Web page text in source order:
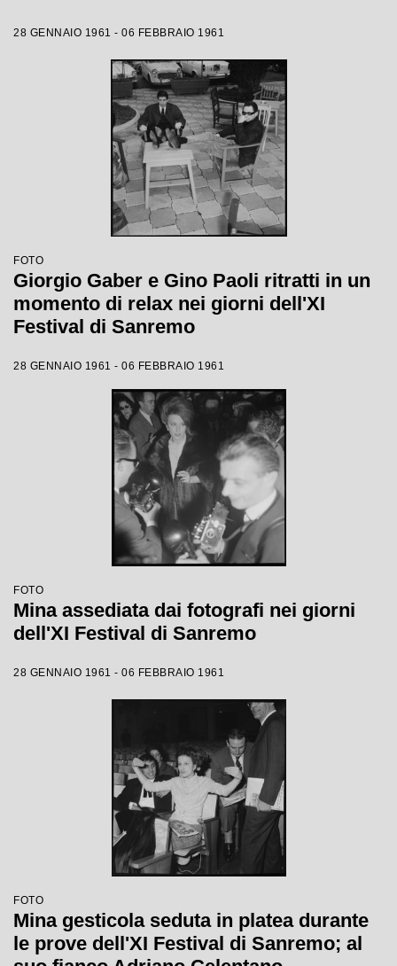
28 GENNAIO 1961 - 06 FEBBRAIO 1961
FOTO
Giorgio Gaber e Gino Paoli ritratti in un
momento di relax nei giorni dell'XI
Festival di Sanremo
28 GENNAIO 1961 - 06 FEBBRAIO 1961
FOTO
Mina assediata dai fotografi nei giorni
dell'XI Festival di Sanremo
28 GENNAIO 1961 - 06 FEBBRAIO 1961
FOTO
Mina gesticola seduta in platea durante
le prove dell'XI Festival di Sanremo; al